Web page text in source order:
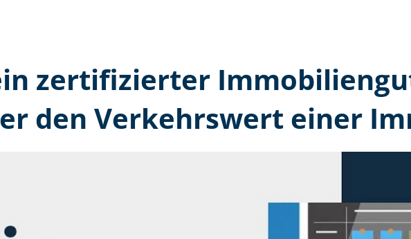
zertifizierter
den Verkehrswert einer